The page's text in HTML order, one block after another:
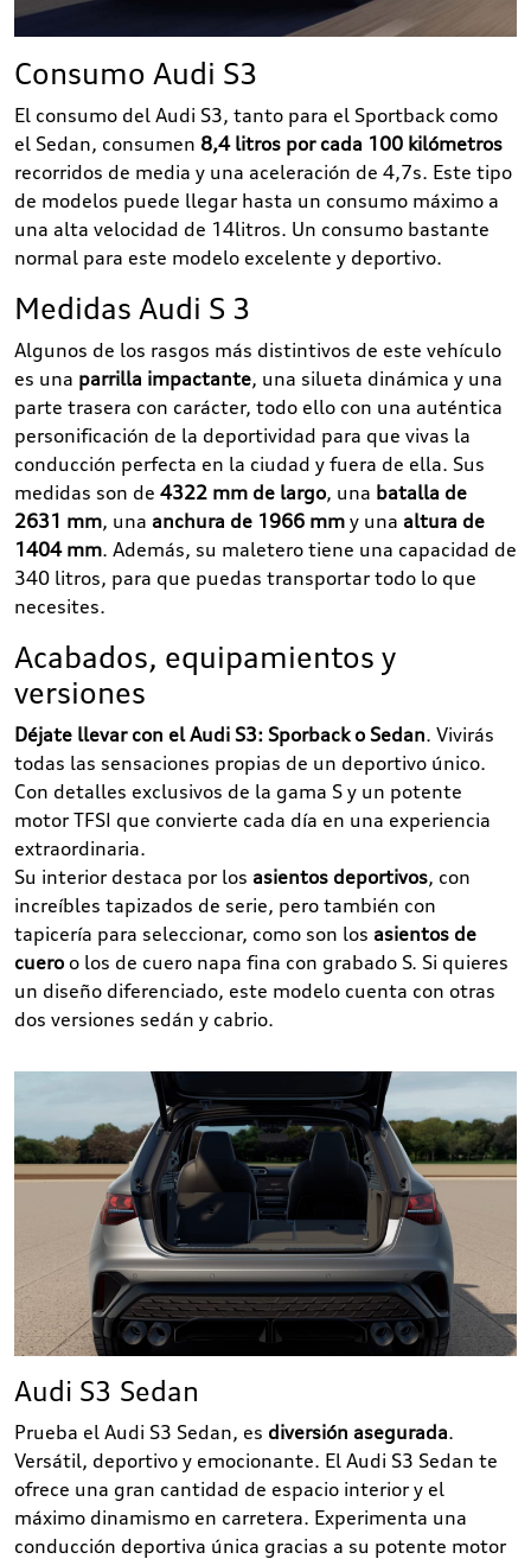
Consumo Audi S3
El consumo del Audi S3, tanto para el Sportback como
el Sedan, consumen 8,4 litros por cada 100 kilómetros
recorridos de media y una aceleración de 4,7s. Este tipo
de modelos puede llegar hasta un consumo máximo a
una alta velocidad de 14litros. Un consumo bastante
normal para este modelo excelente y deportivo.
Medidas Audi S 3
Algunos de los rasgos más distintivos de este vehículo
es una parrilla impactante, una silueta dinámica y una
parte trasera con carácter, todo ello con una auténtica
personificación de la deportividad para que vivas la
conducción perfecta en la ciudad y fuera de ella. Sus
medidas son de 4322 mm de largo, una batalla de
2631 mm, una anchura de 1966 mm y una altura de
1404 mm. Además, su maletero tiene una capacidad de
340 litros, para que puedas transportar todo lo que
necesites.
Acabados, equipamientos y
versiones
Déjate llevar con el Audi S3: Sporback o Sedan. Vivirás
todas las sensaciones propias de un deportivo único.
Con detalles exclusivos de la gama S y un potente
motor TFSI que convierte cada día en una experiencia
extraordinaria.
Su interior destaca por los asientos deportivos, con
increíbles tapizados de serie, pero también con
tapicería para seleccionar, como son los asientos de
cuero o los de cuero napa fina con grabado S. Si quieres
un diseño diferenciado, este modelo cuenta con otras
dos versiones sedán y cabrio.
Audi S3 Sedan
Prueba el Audi S3 Sedan, es diversión asegurada.
Versátil, deportivo y emocionante. El Audi S3 Sedan te
ofrece una gran cantidad de espacio interior y el
máximo dinamismo en carretera. Experimenta una
conducción deportiva única gracias a su potente motor